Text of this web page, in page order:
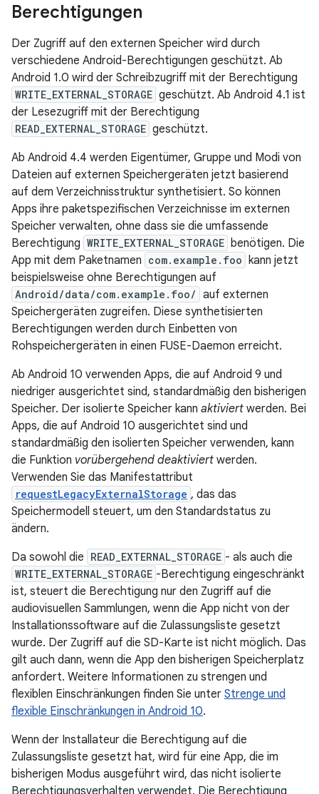
Berechtigungen
Der Zugriff auf den externen Speicher wird durch
verschiedene Android-Berechtigungen geschützt. Ab
Android 1.0 wird der Schreibzugriff mit der Berechtigung
WRITE_EXTERNAL_STORAGE geschützt. Ab Android 4.1 ist
der Lesezugriff mit der Berechtigung
READ_EXTERNAL_STORAGE geschützt.
Ab Android 4.4 werden Eigentümer, Gruppe und Modi von
Dateien auf externen Speichergeräten jetzt basierend
auf dem Verzeichnisstruktur synthetisiert. So können
Apps ihre paketspezifischen Verzeichnisse im externen
Speicher verwalten, ohne dass sie die umfassende
Berechtigung WRITE_EXTERNAL_STORAGE benötigen. Die
App mit dem Paketnamen com.example.foo kann jetzt
beispielsweise ohne Berechtigungen auf
Android/data/com.example.foo/ auf externen
Speichergeräten zugreifen. Diese synthetisierten
Berechtigungen werden durch Einbetten von
Rohspeichergeräten in einen FUSE-Daemon erreicht.
Ab Android 10 verwenden Apps, die auf Android 9 und
niedriger ausgerichtet sind, standardmäßig den bisherigen
Speicher. Der isolierte Speicher kann aktiviert werden. Bei
Apps, die auf Android 10 ausgerichtet sind und
standardmäßig den isolierten Speicher verwenden, kann
die Funktion vorübergehend deaktiviert werden.
Verwenden Sie das Manifestattribut
requestLegacyExternalStorage , das das
Speichermodell steuert, um den Standardstatus zu
ändern.
Da sowohl die READ_EXTERNAL_STORAGE - als auch die
WRITE_EXTERNAL_STORAGE -Berechtigung eingeschränkt
ist, steuert die Berechtigung nur den Zugriff auf die
audiovisuellen Sammlungen, wenn die App nicht von der
Installationssoftware auf die Zulassungsliste gesetzt
wurde. Der Zugriff auf die SD-Karte ist nicht möglich. Das
gilt auch dann, wenn die App den bisherigen Speicherplatz
anfordert. Weitere Informationen zu strengen und
flexiblen Einschränkungen finden Sie unter Strenge und
flexible Einschränkungen in Android 10.
Wenn der Installateur die Berechtigung auf die
Zulassungsliste gesetzt hat, wird für eine App, die im
bisherigen Modus ausgeführt wird, das nicht isolierte
Berechtigungsverhalten verwendet. Die Berechtigung